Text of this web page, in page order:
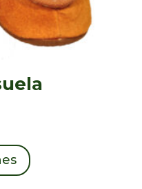
producto
tiene